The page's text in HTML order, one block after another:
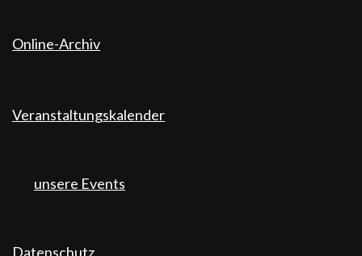
Online-Archiv
Veranstaltungskalender
unsere Events
Datenschutz